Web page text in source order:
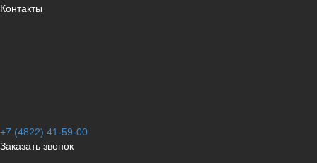
Контакты
+7 (4822) 41-59-00
Заказать звонок